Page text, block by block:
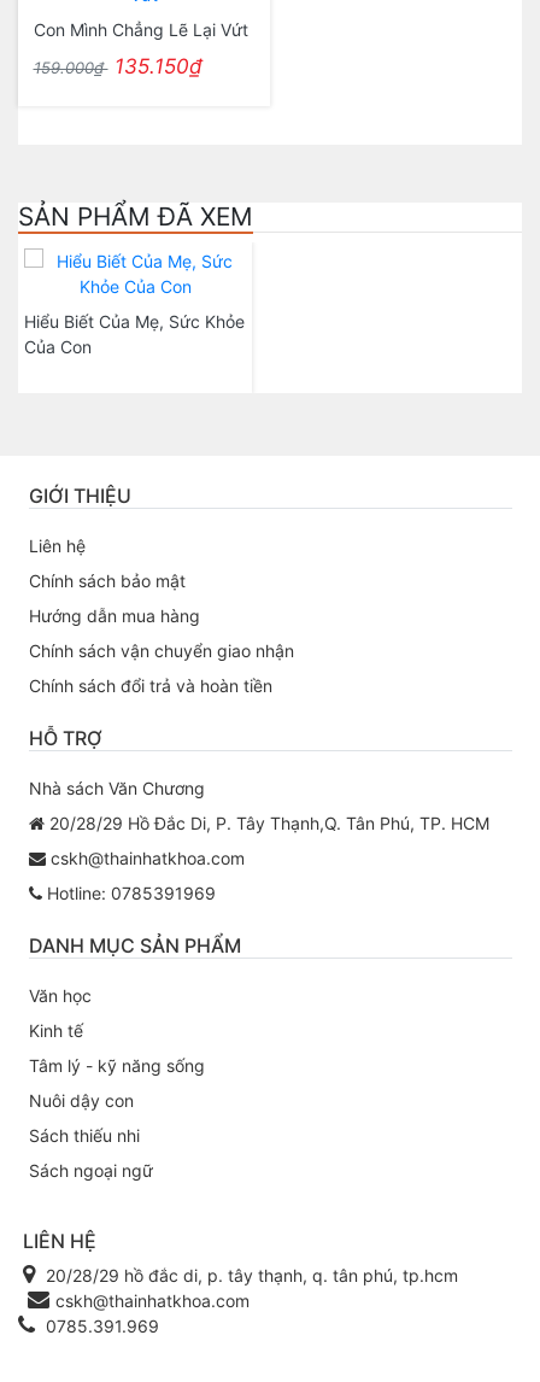
Con Mình Chẳng Lẽ Lại Vứt
159.000₫ 135.150₫
SẢN PHẨM ĐÃ XEM
Hiểu Biết Của Mẹ, Sức Khỏe
Của Con
GIỚI THIỆU
Liên hệ
Chính sách bảo mật
Hướng dẫn mua hàng
Chính sách vận chuyển giao nhận
Chính sách đổi trả và hoàn tiền
HỖ TRỢ
Nhà sách Văn Chương
20/28/29 Hồ Đắc Di, P. Tây Thạnh,Q. Tân Phú, TP. HCM
cskh@thainhatkhoa.com
Hotline: 0785391969
DANH MỤC SẢN PHẨM
Văn học
Kinh tế
Tâm lý - kỹ năng sống
Nuôi dậy con
Sách thiếu nhi
Sách ngoại ngữ
LIÊN HỆ
20/28/29 hồ đắc di, p. tây thạnh, q. tân phú, tp.hcm
cskh@thainhatkhoa.com
0785.391.969